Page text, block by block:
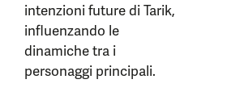
intenzioni future di Tarik,
influenzando le
dinamiche tra i
personaggi principali.